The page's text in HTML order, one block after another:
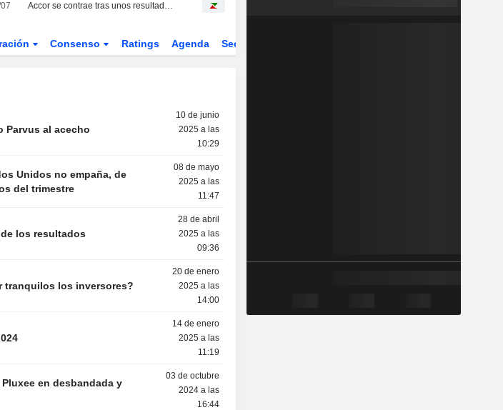
Accor se contrae tras unos resultados dispares
Consenso Ratings Agenda Sector
Parvus al acecho
10 de junio
2025 a las
10:29
Unidos no empaña, de
del trimestre
08 de mayo
2025 a las
11:47
los resultados
28 de abril
2025 a las
09:36
tranquilos los inversores?
20 de enero
2025 a las
14:00
14 de enero
2025 a las
11:19
en desbandada y
03 de octubre
2024 a las
16:44